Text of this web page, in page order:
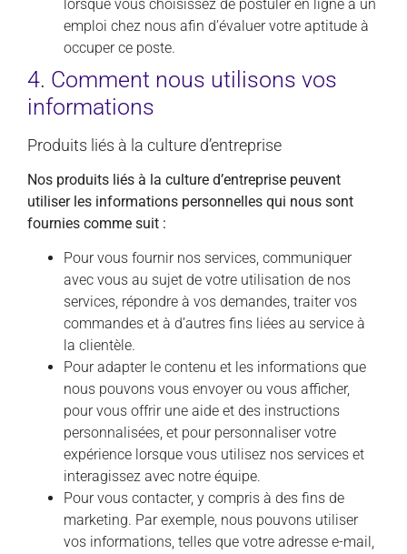
lorsque vous choisissez de postuler en ligne à un
emploi chez nous afin d’évaluer votre aptitude à
occuper ce poste.
4. Comment nous utilisons vos
informations
Produits liés à la culture d’entreprise
Nos produits liés à la culture d’entreprise peuvent
utiliser les informations personnelles qui nous sont
fournies comme suit :
Pour vous fournir nos services, communiquer
avec vous au sujet de votre utilisation de nos
services, répondre à vos demandes, traiter vos
commandes et à d’autres fins liées au service à
la clientèle.
Pour adapter le contenu et les informations que
nous pouvons vous envoyer ou vous afficher,
pour vous offrir une aide et des instructions
personnalisées, et pour personnaliser votre
expérience lorsque vous utilisez nos services et
interagissez avec notre équipe.
Pour vous contacter, y compris à des fins de
marketing. Par exemple, nous pouvons utiliser
vos informations, telles que votre adresse e-mail,